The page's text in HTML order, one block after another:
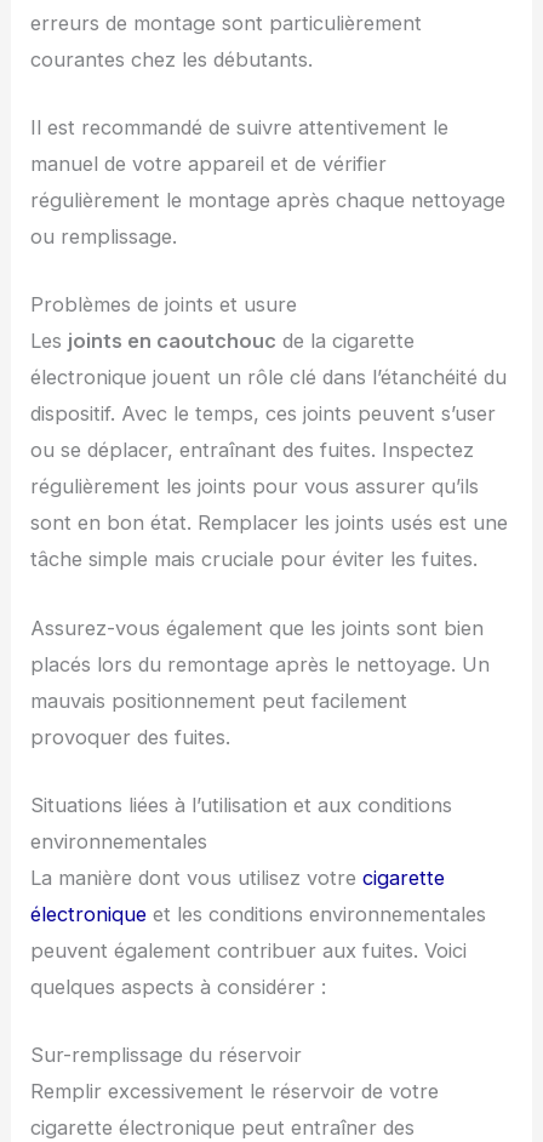
erreurs de montage sont particulièrement
courantes chez les débutants.
Il est recommandé de suivre attentivement le
manuel de votre appareil et de vérifier
régulièrement le montage après chaque nettoyage
ou remplissage.
Problèmes de joints et usure
Les joints en caoutchouc de la cigarette
électronique jouent un rôle clé dans l’étanchéité du
dispositif. Avec le temps, ces joints peuvent s’user
ou se déplacer, entraînant des fuites. Inspectez
régulièrement les joints pour vous assurer qu’ils
sont en bon état. Remplacer les joints usés est une
tâche simple mais cruciale pour éviter les fuites.
Assurez-vous également que les joints sont bien
placés lors du remontage après le nettoyage. Un
mauvais positionnement peut facilement
provoquer des fuites.
Situations liées à l’utilisation et aux conditions
environnementales
La manière dont vous utilisez votrecigarette
électronique et les conditions environnementales
peuvent également contribuer aux fuites. Voici
quelques aspects à considérer :
Sur-remplissage du réservoir
Remplir excessivement le réservoir de votre
cigarette électronique peut entraîner des